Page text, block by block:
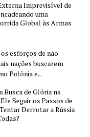
Imprevisível de
uma
Global às Armas
esforços de não
nações buscarem
Polônia e...
Busca de Glória na
Seguir os Passos de
Derrotar a Rússia